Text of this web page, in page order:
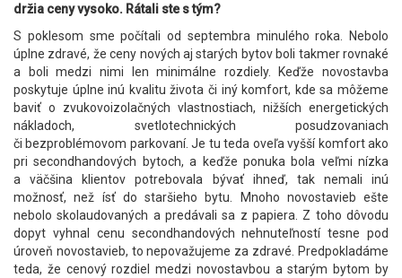
držia ceny vysoko. Rátali ste s tým?
S poklesom sme počítali od septembra minulého roka. Nebolo
úplne zdravé, že ceny nových aj starých bytov boli takmer rovnaké
a boli medzi nimi len minimálne rozdiely. Keďže novostavba
poskytuje úplne inú kvalitu života či iný komfort, kde sa môžeme
baviť o zvukovoizolačných vlastnostiach, nižších energetických
nákladoch, svetlotechnických posudzovaniach
či bezproblémovom parkovaní. Je tu teda oveľa vyšší komfort ako
pri secondhandových bytoch, a keďže ponuka bola veľmi nízka
a väčšina klientov potrebovala bývať ihneď, tak nemali inú
možnosť, než ísť do staršieho bytu. Mnoho novostavieb ešte
nebolo skolaudovaných a predávali sa z papiera. Z toho dôvodu
dopyt vyhnal cenu secondhandových nehnuteľností tesne pod
úroveň novostavieb, to nepovažujeme za zdravé. Predpokladáme
teda, že cenový rozdiel medzi novostavbou a starým bytom by